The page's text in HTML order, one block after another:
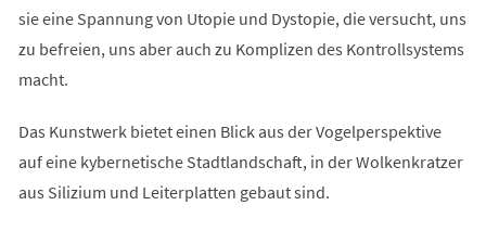
sie eine Spannung von Utopie und Dystopie, die versucht, uns
zu befreien, uns aber auch zu Komplizen des Kontrollsystems
macht.
Das Kunstwerk bietet einen Blick aus der Vogelperspektive
auf eine kybernetische Stadtlandschaft, in der Wolkenkratzer
aus Silizium und Leiterplatten gebaut sind.